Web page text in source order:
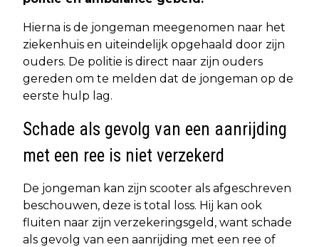
Hierna is de jongeman meegenomen naar het
ziekenhuis en uiteindelijk opgehaald door zijn
ouders. De politie is direct naar zijn ouders
gereden om te melden dat de jongeman op de
eerste hulp lag.
Schade als gevolg van een aanrijding
met een ree is niet verzekerd
De jongeman kan zijn scooter als afgeschreven
beschouwen, deze is total loss. Hij kan ook
fluiten naar zijn verzekeringsgeld, want schade
als gevolg van een aanrijding met een ree of